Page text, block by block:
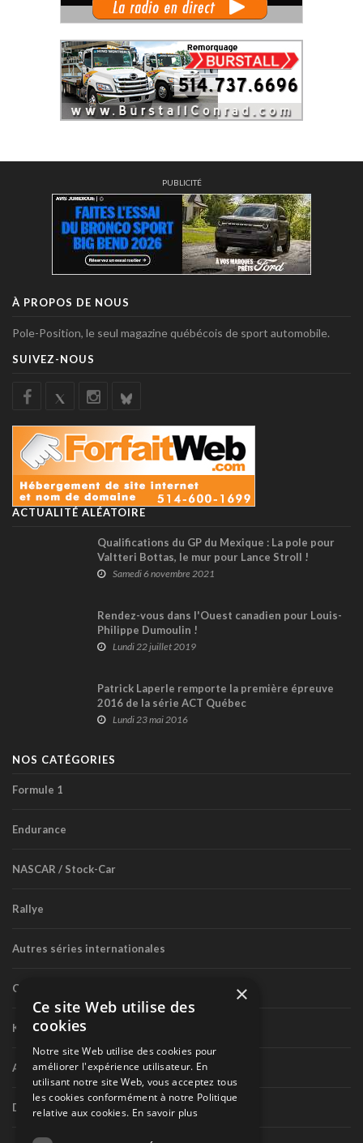
PUBLICITÉ
À PROPOS DE NOUS
Pole-Position, le seul magazine québécois de sport automobile.
SUIVEZ-NOUS
ACTUALITÉ ALÉATOIRE
Qualifications du GP du Mexique : La pole pour
Valtteri Bottas, le mur pour Lance Stroll !
Samedi 6 novembre 2021
Rendez-vous dans l'Ouest canadien pour Louis-
Philippe Dumoulin !
Lundi 22 juillet 2019
Patrick Laperle remporte la première épreuve
2016 de la série ACT Québec
Lundi 23 mai 2016
NOS CATÉGORIES
Formule 1
Endurance
NASCAR / Stock-Car
Rallye
Autres séries internationales
Circuit routier canadien
Karting
Autres séries nationales
Divers
×
Ce site Web utilise des
cookies
Notre site Web utilise des cookies pour
améliorer l'expérience utilisateur. En
utilisant notre site Web, vous acceptez tous
les cookies conformément à notre Politique
relative aux cookies. En savoir plus